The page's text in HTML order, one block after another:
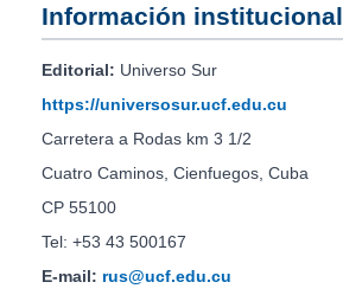
Información institucional
Editorial: Universo Sur
https://universosur.ucf.edu.cu
Carretera a Rodas km 3 1/2
Cuatro Caminos, Cienfuegos, Cuba
CP 55100
Tel: +53 43 500167
E-mail: rus@ucf.edu.cu